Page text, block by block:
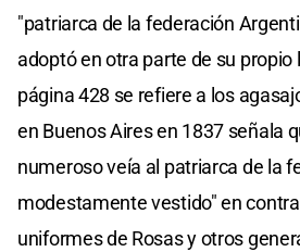
"patriarca de la federación
adoptó en otra parte de su propio
página 428 se refiere a los
en Buenos Aires en 1837 señala
numeroso veía al patriarca de la
modestamente vestido" en
uniformes de Rosas y otros